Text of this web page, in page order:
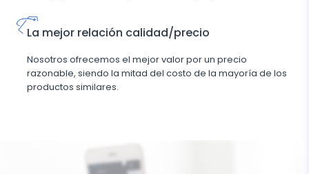
La mejor relación calidad/precio
Nosotros ofrecemos el mejor valor por un precio
razonable, siendo la mitad del costo de la mayoría de los
productos similares.